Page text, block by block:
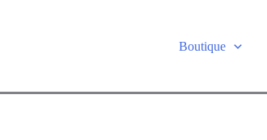
Boutique